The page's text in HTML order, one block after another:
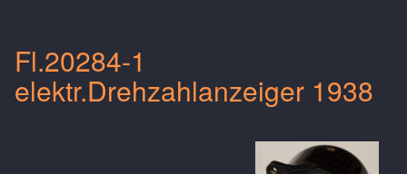
Fl.20284-1
elektr.Drehzahlanzeiger 1938